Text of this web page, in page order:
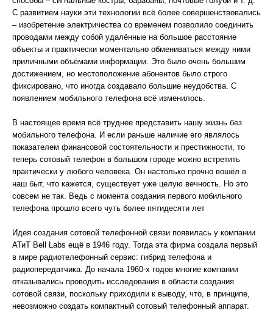
С развитием науки эти технологии всё более совершенствовались
– изобретение электричества со временем позволило соединить
проводами между собой удалённые на большое расстояние
объекты и практически моментально обмениваться между ними
приличными объёмами информации. Это было очень большим
достижением, но местоположение абонентов было строго
фиксировано, что иногда создавало большие неудобства. С
появлением мобильного телефона всё изменилось.
В настоящее время всё труднее представить нашу жизнь без
мобильного телефона. И если раньше наличие его являлось
показателем финансовой состоятельности и престижности, то
теперь сотовый телефон в большом городе можно встретить
практически у любого человека. Он настолько прочно вошёл в
наш быт, что кажется, существует уже целую вечность. Но это
совсем не так. Ведь с момента создания первого мобильного
телефона прошло всего чуть более пятидесяти лет
Идея создания сотовой телефонной связи появилась у компании
АТиТ Bell Labs ещё в 1946 году. Тогда эта фирма создала первый
в мире радиотелефонный сервис: гибрид телефона и
радиопередатчика. До начала 1960-х годов многие компании
отказывались проводить исследования в области создания
сотовой связи, поскольку приходили к выводу, что, в принципе,
невозможно создать компактный сотовый телефонный аппарат.